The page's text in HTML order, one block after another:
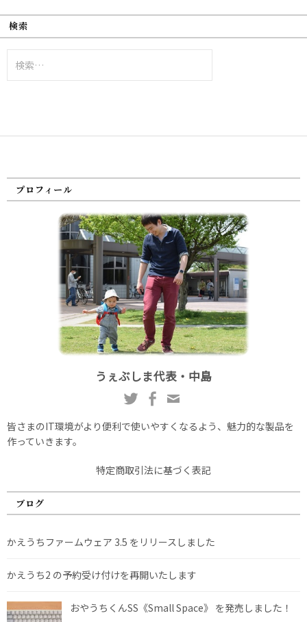
検索
索:
プロフィール
うぇぶしま代表・中島
皆さまのIT環境がより便利で使いやすくなるよう、魅力的な製品を
作っていきます。
特定商取引法に基づく表記
ブログ
かえうちファームウェア 3.5 をリリースしました
かえうち2 の予約受け付けを再開いたします
おやうちくんSS《Small Space》 を発売しました！